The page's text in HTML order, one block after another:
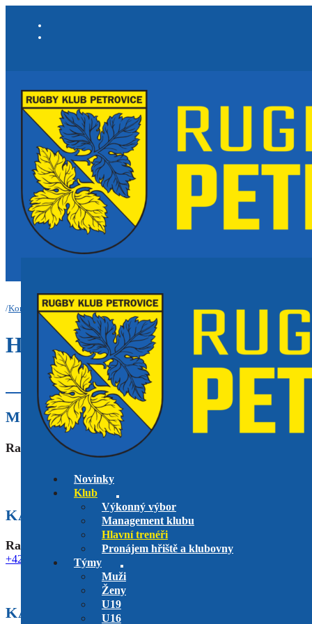
Novinky
Klub
Výkonný výbor
Management klubu
Hlavní trenéři
Pronájem hřiště a klubovny
Týmy
Muži
Ženy
U19
U16
/Kontakty/Hlavní trenéři
HLAVNÍ TRENÉŘI
MUŽI
Rassie Erasmus
KATEGORIE U19
Raymond Burnard
+420 725 943 807raymond.burnard@gmail.com
KATEGORIE U14